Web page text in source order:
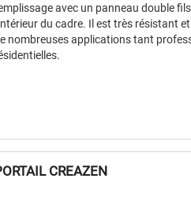
avec un panneau double
du cadre. Il est très résistant
nombreuses applications tant
CREAZEN